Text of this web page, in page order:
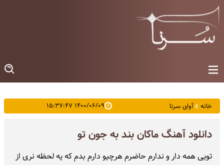
خانه آوای سرنا ۱۴۰۰/۰۶/۰۹ ۱۵:۳۷:۴۷
دانلود آهنگ ماکان بند به جون تو
تویی همه دار و ندارم حاضرم هرچیو دارم بدم که یه لحظه نری از